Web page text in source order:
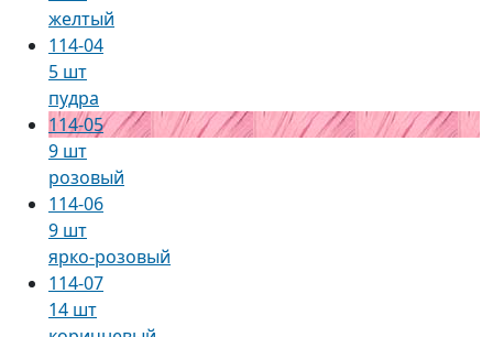
желтый
114-04
5 шт
пудра
114-05
9 шт
розовый
114-06
9 шт
ярко-розовый
114-07
14 шт